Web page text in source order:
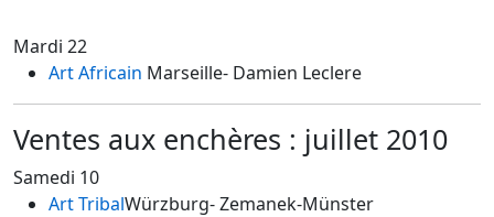
Mardi 22
Art Africain Marseille- Damien Leclere
Ventes aux enchères : juillet 2010
Samedi 10
Art TribalWürzburg- Zemanek-Münster